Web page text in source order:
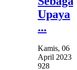
Upaya
...
Kamis, 06
April 2023
928